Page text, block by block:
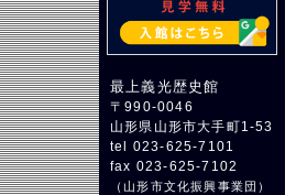
最上義光歴史館
〒990-0046
山形県山形市大手町1-53
tel 023-625-7101
fax 023-625-7102
（山形市文化振興事業団 ）